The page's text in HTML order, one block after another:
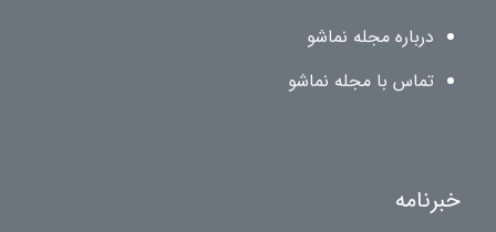
درباره مجله نماشو
تماس با مجله نماشو
خبرنامه